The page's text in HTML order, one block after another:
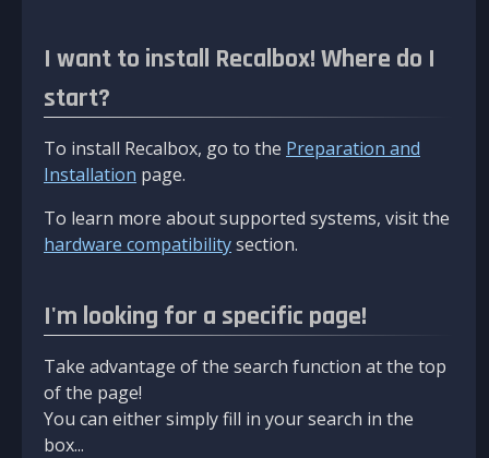
I want to install Recalbox! Where do I
start?
To install Recalbox, go to the Preparation and
Installation page.
To learn more about supported systems, visit the
hardware compatibilitysection.
I'm looking for a specific page!
Take advantage of the search function at the top
of the page!
You can either simply fill in your search in the
box...